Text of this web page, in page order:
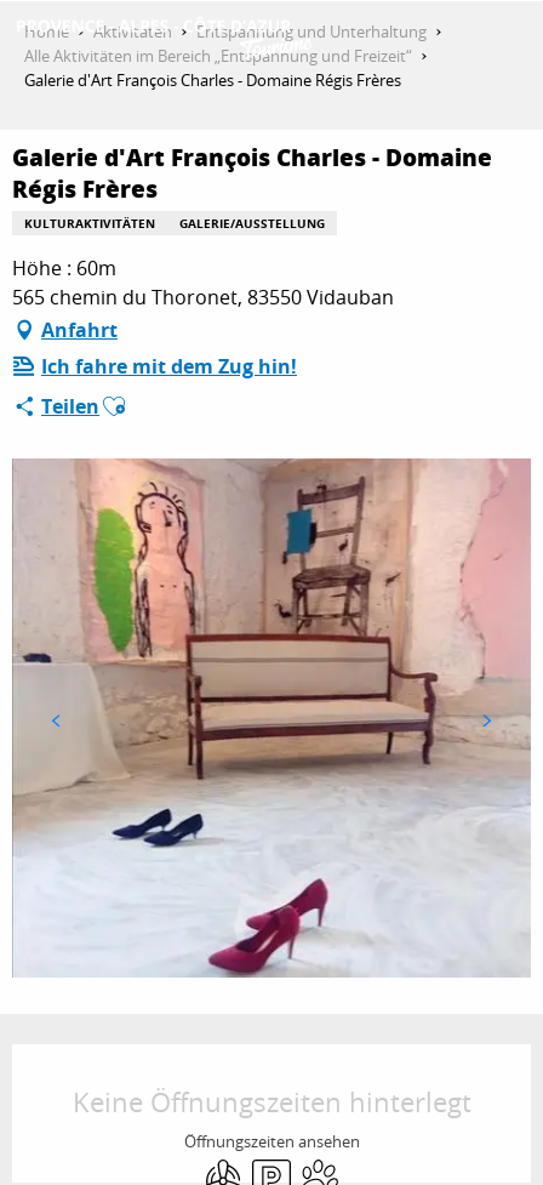
contenu
AKTIVITÄTEN
AUFENTHALT
ESPACE PRO
Home Aktivitäten
Entspannung und Unterhaltung
Alle Aktivitäten im Bereich „Entspannung und Freizeit“
Galerie d'Art François Charles - Domaine Régis Frères
Galerie d'Art François Charles - Domaine
Régis Frères
KULTURAKTIVITÄTEN GALERIE/AUSSTELLUNG
Höhe : 60m
565 chemin du Thoronet, 83550 Vidauban
Anfahrt
Ich fahre mit dem Zug hin!
TeilenAjouter aux favoris
Keine Öffnungszeiten hinterlegt
Öffnungszeiten ansehen
Klimaanlage
ParkplatzTiere erlaubt